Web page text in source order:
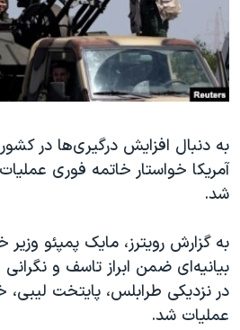
فرهنگ و زندگی
حقوق شهروندی
اقتصادی
اسرائیل در جنگ
گالری عکس
مستندها
انتخابات ریاست جمهوری آمریکا ۲۰۲۴
حمله جمهوری اسلامی به اسرائیل
ورزش زنان در ایران
اعتراضات زن، زندگی، آزادی
تریبونال مردمی آبان ۹۸
دادگاه حمید نوری
چهل سال گروگان‌گیری
دنبال کنید
زبانهای مختلف
به دنبال افزایش درگیری‌ها در
آمریکا خواستار خاتمه فوری
شد.
به گزارش رویترز، مایک پمپئو وزیر
بیانیه‌ای ضمن ابراز تاسف و
در نزدیکی طرابلس، پایتخت لیبی،
عملیات شد.